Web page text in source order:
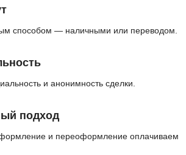
способом — наличными или переводом.
и анонимность сделки.
подход
и переоформление оплачиваем